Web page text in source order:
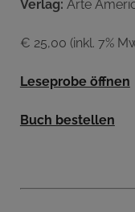
Verlag: Arte
€ 25,00 (inkl. 7%
Leseprobe öffnen
Buch bestellen